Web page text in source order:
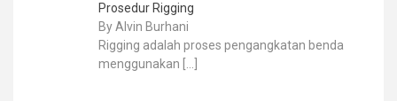
Prosedur Rigging
By Alvin Burhani
Rigging adalah proses pengangkatan benda
menggunakan